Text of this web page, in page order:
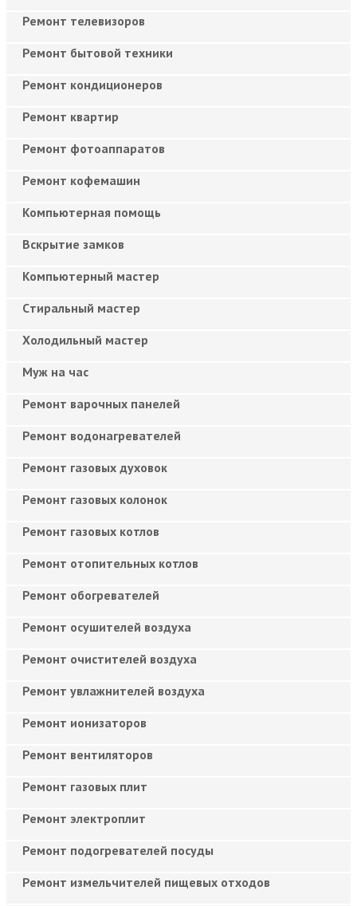
Ремонт телевизоров
Ремонт бытовой техники
Ремонт кондиционеров
Ремонт квартир
Ремонт фотоаппаратов
Ремонт кофемашин
Компьютерная помощь
Вскрытие замков
Компьютерный мастер
Cтиральный мастер
Холодильный мастер
Муж на час
Ремонт варочных панелей
Ремонт водонагревателей
Ремонт газовых духовок
Ремонт газовых колонок
Ремонт газовых котлов
Ремонт отопительных котлов
Ремонт обогревателей
Ремонт осушителей воздуха
Ремонт очистителей воздуха
Ремонт увлажнителей воздуха
Ремонт ионизаторов
Ремонт вентиляторов
Ремонт газовых плит
Ремонт электроплит
Ремонт подогревателей посуды
Ремонт измельчителей пищевых отходов